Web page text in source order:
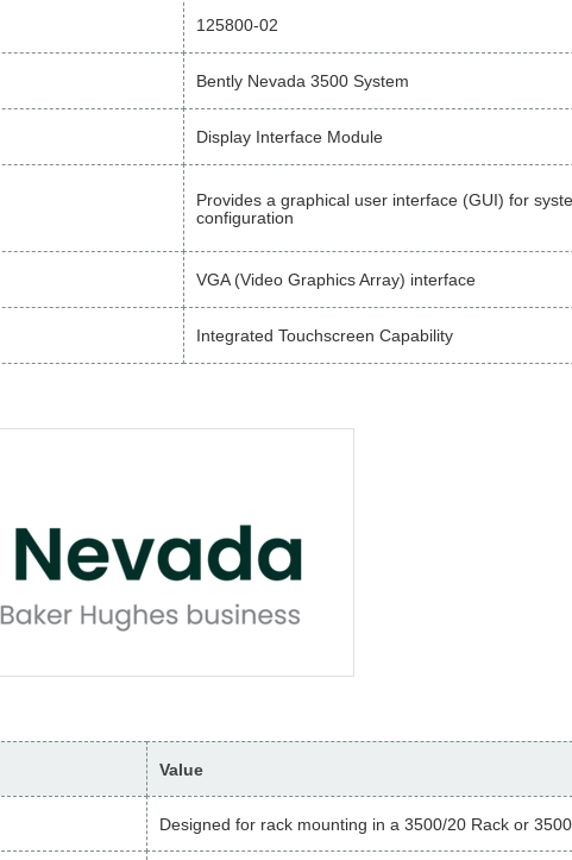
125800-02
Bently Nevada 3500 System
Display Interface Module
Provides a graphical user interface (GUI) for
configuration
VGA (Video Graphics Array) interface
Integrated Touchscreen Capability
Value
Designed for rack mounting in a 3500/20 Rack or